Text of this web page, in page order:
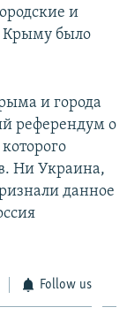
и
Крыму было
и города
референдум о
Ни Украина,
данное
Follow us